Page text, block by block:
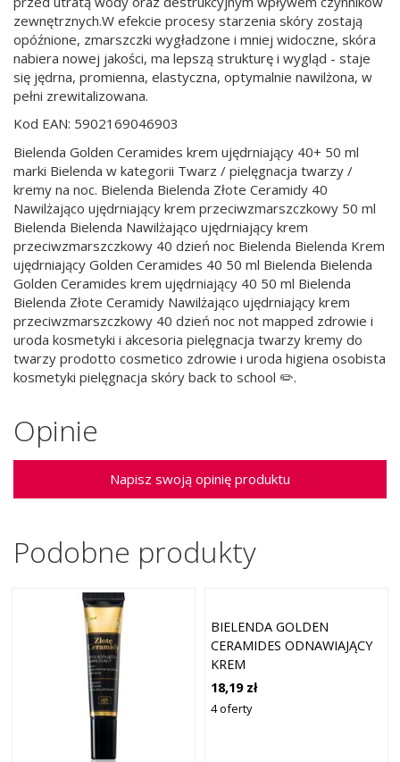
zewnętrznych.W efekcie procesy starzenia skóry zostają
opóźnione, zmarszczki wygładzone i mniej widoczne, skóra
nabiera nowej jakości, ma lepszą strukturę i wygląd - staje
się jędrna, promienna, elastyczna, optymalnie nawilżona, w
pełni zrewitalizowana.
Kod EAN: 5902169046903
Bielenda Golden Ceramides krem ujędrniający 40+ 50 ml
marki Bielenda w kategorii Twarz / pielęgnacja twarzy /
kremy na noc. Bielenda Bielenda Złote Ceramidy 40
Nawilżająco ujędrniający krem przeciwzmarszczkowy 50 ml
Bielenda Bielenda Nawilżająco ujędrniający krem
przeciwzmarszczkowy 40 dzień noc Bielenda Bielenda Krem
ujędrniający Golden Ceramides 40 50 ml Bielenda Bielenda
Golden Ceramides krem ujędrniający 40 50 ml Bielenda
Bielenda Złote Ceramidy Nawilżająco ujędrniający krem
przeciwzmarszczkowy 40 dzień noc not mapped zdrowie i
uroda kosmetyki i akcesoria pielęgnacja twarzy kremy do
twarzy prodotto cosmetico zdrowie i uroda higiena osobista
kosmetyki pielęgnacja skóry back to school ✏️.
Opinie
Napisz swoją opinię produktu
Podobne produkty
BIELENDA GOLDEN
CERAMIDES ODNAWIAJĄCY
KREM
PRZECIWZMARSZCZKOWY
70+ 50 ML
18,19 zł
4 oferty